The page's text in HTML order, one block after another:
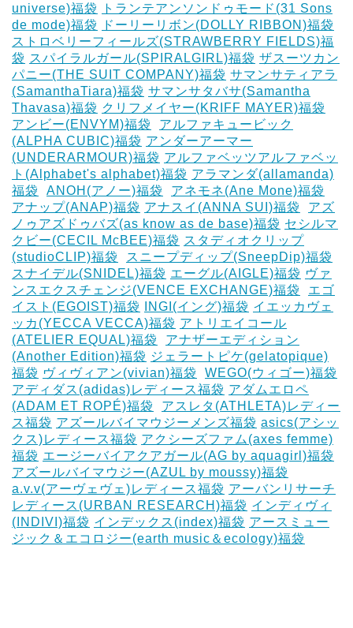
universe)福袋
トランテアンソンドゥモード(31 Sons
de mode)福袋
ドーリーリボン(DOLLY RIBBON)福袋
ストロベリーフィールズ(STRAWBERRY FIELDS)福
袋 スパイラルガール(SPIRALGIRL)福袋 ザスーツカン
パニー(THE SUIT COMPANY)福袋 サマンサティアラ
(SamanthaTiara)福袋 サマンサタバサ(Samantha
Thavasa)福袋 クリフメイヤー(KRIFF MAYER)福袋
アンビー(ENVYM)福袋
アルファキュービック
(ALPHA CUBIC)福袋 アンダーアーマー
(UNDERARMOUR)福袋 アルファベッツアルファベッ
ト(Alphabet's alphabet)福袋 アラマンダ(allamanda)
福袋
ANOH(アノー)福袋
アネモネ(Ane Mone)福袋
アナップ(ANAP)福袋 アナスイ(ANNA SUI)福袋
アズ
ノゥアズドゥバズ(as know as de base)福袋 セシルマ
クビー(CECIL McBEE)福袋 スタディオクリップ
(studioCLIP)福袋
スニープディップ(SneepDip)福袋
スナイデル(SNIDEL)福袋 エーグル(AIGLE)福袋 ‎ヴァ
ンスエクスチェンジ(VENCE EXCHANGE)福袋
エゴ
イスト(EGOIST)福袋
‎INGI(イング)福袋 イエッカヴェ
ッカ(YECCA VECCA)福袋 アトリエイコール
(ATELIER EQUAL)福袋
アナザーエディション
(Another Edition)福袋 ジェラートピケ(gelatopique)
福袋 ヴィヴィアン(vivian)福袋
WEGO(ウィゴー)福袋
アディダス(adidas)レディース福袋 アダムエロペ
(ADAM ET ROPÉ)福袋
アスレタ(ATHLETA)レディー
ス福袋 アズールバイマウジーメンズ福袋 asics(アシッ
クス)レディース福袋 アクシーズファム(axes femme)
福袋 エージーバイアクアガール(AG by aquagirl)福袋
アズールバイマウジー(AZUL by moussy)福袋
a.v.v(アーヴェヴェ)レディース福袋 アーバンリサーチ
レディース(URBAN RESEARCH)福袋 インディヴィ
(INDIVI)福袋 インデックス(index)福袋 アースミュー
ジック＆エコロジー(earth music＆ecology)福袋